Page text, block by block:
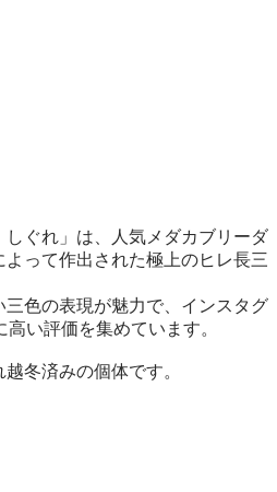
しぐれ」は、人気メダカブリーダ
って作出された極上のヒレ長三
色の表現が魅力で、インスタグ
い評価を集めています。
冬済みの個体です。